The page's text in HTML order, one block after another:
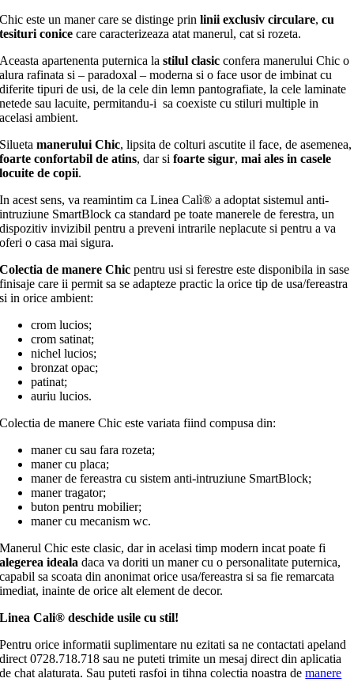
Chic este un maner care se distinge prinlinii exclusiv circulare,cu
tesituri conice care caracterizeaza atat manerul, cat si rozeta.
Aceasta apartenenta puternica lastilul clasic confera manerului Chic o
alura rafinata si – paradoxal – moderna si o face usor de imbinat cu
diferite tipuri de usi, de la cele din lemn pantografiate, la cele laminate
netede sau lacuite, permitandu-i sa coexiste cu stiluri multiple in
acelasi ambient.
Siluetamanerului Chic, lipsita de colturi ascutite il face, de asemenea,
foarte confortabil de atins, dar sifoarte sigur,mai ales in casele
locuite de copii.
In acest sens, va reamintim ca Linea Calì® a adoptat sistemul anti-
intruziune SmartBlock ca standard pe toate manerele de ferestra, un
dispozitiv invizibil pentru a preveni intrarile neplacute si pentru a va
oferi o casa mai sigura.
Colectia de manere Chic pentru usi si ferestre este disponibila in sase
finisaje care ii permit sa se adapteze practic la orice tip de usa/fereastra
si in orice ambient:
crom lucios;
crom satinat;
nichel lucios;
bronzat opac;
patinat;
auriu lucios.
Colectia de manere Chic este variata fiind compusa din:
maner cu sau fara rozeta;
maner cu placa;
maner de fereastra cu sistem anti-intruziune SmartBlock;
maner tragator;
buton pentru mobilier;
maner cu mecanism wc.
Manerul Chic este clasic, dar in acelasi timp modern incat poate fi
alegerea ideala daca va doriti un maner cu o personalitate puternica,
capabil sa scoata din anonimat orice usa/fereastra si sa fie remarcata
imediat, inainte de orice alt element de decor.
Linea Cali® deschide usile cu stil!
Pentru orice informatii suplimentare nu ezitati sa ne contactati apeland
direct 0728.718.718 sau ne puteti trimite un mesaj direct din aplicatia
de chat alaturata. Sau puteti rasfoi in tihna colectia noastra demanere